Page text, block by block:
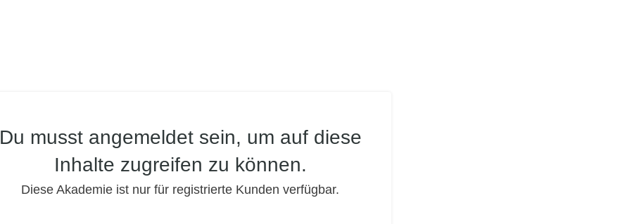
Du musst angemeldet sein, um auf diese
Inhalte zugreifen zu können.
Diese Akademie ist nur für registrierte Kunden verfügbar.